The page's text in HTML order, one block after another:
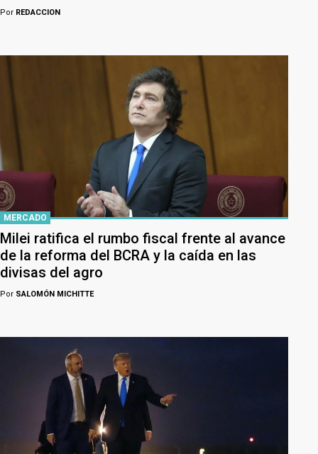
Por REDACCION
MERCADO
Milei ratifica el rumbo fiscal frente al avance
de la reforma del BCRA y la caída en las
divisas del agro
Por SALOMÓN MICHITTE